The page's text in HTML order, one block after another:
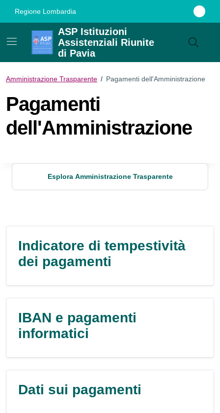
Regione Lombardia
ASP Istituzioni
Assistenziali Riunite
di Pavia
Amministrazione Trasparente / Pagamenti dell'Amministrazione
Pagamenti
dell'Amministrazione
Esplora Amministrazione Trasparente
Indicatore di tempestività
dei pagamenti
IBAN e pagamenti
informatici
Dati sui pagamenti